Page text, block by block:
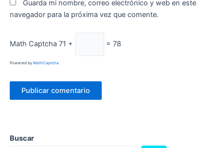
Guarda mi nombre, correo electrónico y web en este
navegador para la próxima vez que comente.
Math Captcha 71 + = 78
Powered by MathCaptcha
Buscar